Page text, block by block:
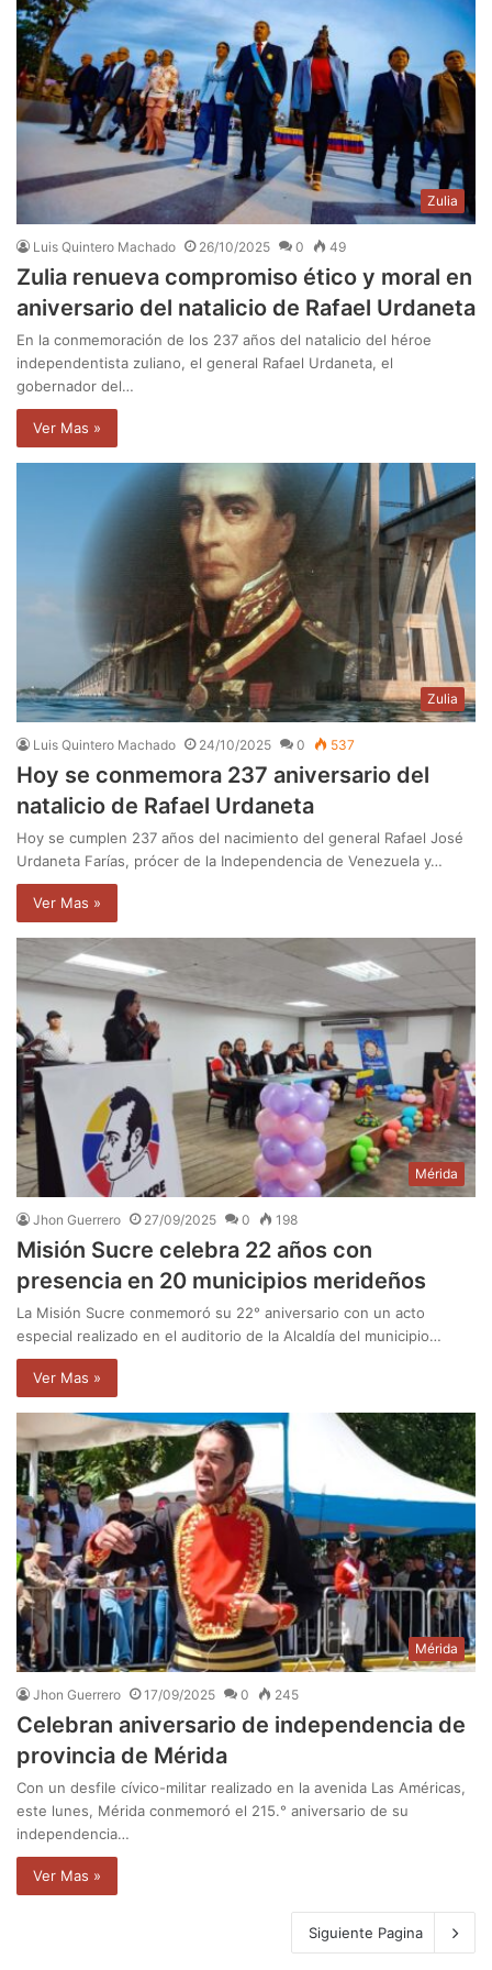
Zulia
Luis Quintero Machado 26/10/2025 0 49
Zulia renueva compromiso ético y moral en
aniversario del natalicio de Rafael Urdaneta
En la conmemoración de los 237 años del natalicio del héroe
independentista zuliano, el general Rafael Urdaneta, el
gobernador del…
Ver Mas »
Zulia
Luis Quintero Machado 24/10/2025 0 537
Hoy se conmemora 237 aniversario del
natalicio de Rafael Urdaneta
Hoy se cumplen 237 años del nacimiento del general Rafael José
Urdaneta Farías, prócer de la Independencia de Venezuela y…
Ver Mas »
Mérida
Jhon Guerrero 27/09/2025 0 198
Misión Sucre celebra 22 años con
presencia en 20 municipios merideños
La Misión Sucre conmemoró su 22° aniversario con un acto
especial realizado en el auditorio de la Alcaldía del municipio…
Ver Mas »
Mérida
Jhon Guerrero 17/09/2025 0 245
Celebran aniversario de independencia de
provincia de Mérida
Con un desfile cívico-militar realizado en la avenida Las Américas,
este lunes, Mérida conmemoró el 215.° aniversario de su
independencia…
Ver Mas »
Siguiente Pagina